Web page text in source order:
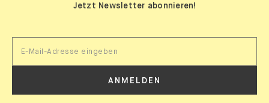
Jetzt Newsletter abonnieren!
ANMELDEN